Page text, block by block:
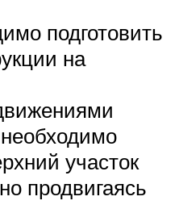
подготовить
на
участок
продвигаясь